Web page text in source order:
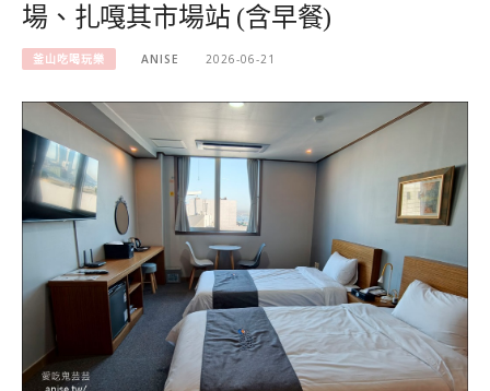
場、扎嘎其市場站 (含早餐)
釜山吃喝玩樂 ANISE 2026-06-21